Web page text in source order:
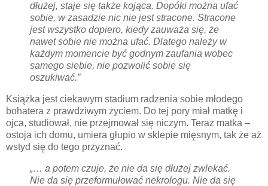
dłużej, staje się także kojąca. Dopóki można ufać
sobie, w zasadzie nic nie jest stracone. Stracone
jest wszystko dopiero, kiedy zauważa się, że
nawet sobie nie można ufać. Dlatego należy w
każdym momencie być godnym zaufania wobec
samego siebie, nie pozwolić sobie się
oszukiwać.”
Książka jest ciekawym stadium radzenia sobie młodego
bohatera z prawdziwym życiem. Do tej pory miał matkę i
ojca, studiował, nie przejmował się niczym. Teraz matka –
ostoja ich domu, umiera głupio w sklepie mięsnym, tak że aż
wstyd się do tego przyznać.
„… a potem czuje, że nie da się dłużej zwlekać.
Nie da się przeformułować nekrologu. Nie da się